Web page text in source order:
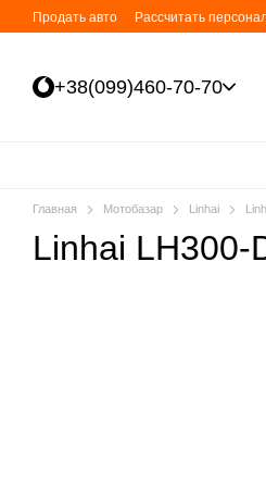
Перейти к основному контенту
Продать авто Рассчитать
+38(099)460-70-70
Главная Мотобазар Linhai
Linhai LH300-